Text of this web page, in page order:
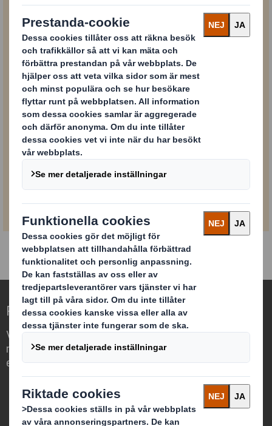
För att kunna se detta innehåll måste du godkänna ”prestanda”-kakor
Powered by
Din rapport väntar här!
PDF
Redefining Packaging for a Changing World
Vi differentierar oss genom att se
möjligheten för förpackningar att spela
en viktig roll i vår omvärld.
Vilka är vi?